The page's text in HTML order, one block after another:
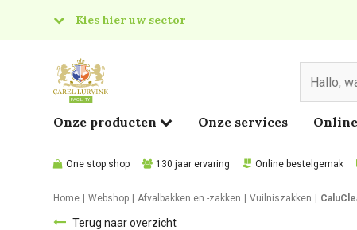
Kies hier uw sector
Food
Onze producten Onze services
One stop shop 130 jaar ervaring Online bestelgemak
Home Webshop Afvalbakken en -zakken Vuilniszakken
Terug naar overzicht